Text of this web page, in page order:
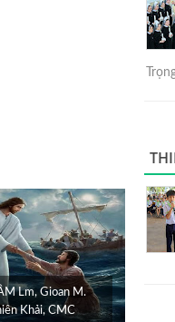
Lm, Gioan M.
Khải, CMC